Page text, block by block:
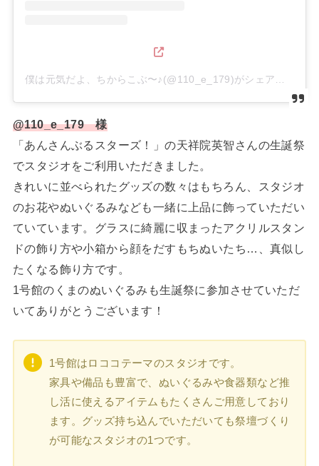
@110_e_179 様
「あんさんぶるスターズ！」の天祥院英智さんの生誕祭
でスタジオをご利用いただきました。
きれいに並べられたグッズの数々はもちろん、スタジオ
のお花やぬいぐるみなども一緒に上品に飾っていただい
ていています。グラスに綺麗に収まったアクリルスタン
ドの飾り方や小箱から顔をだすもちぬいたち…、真似し
たくなる飾り方です。
1号館のくまのぬいぐるみも生誕祭に参加させていただ
いてありがとうございます！
1号館はロココテーマのスタジオです。
家具や備品も豊富で、ぬいぐるみや食器類など推
し活に使えるアイテムもたくさんご用意しており
ます。グッズ持ち込んでいただいても祭壇づくり
が可能なスタジオの1つです。